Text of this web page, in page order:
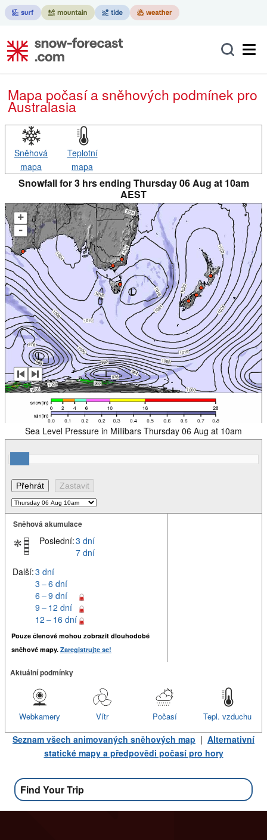
Mapa počasí a sněhových podmínek pro
Australasia
Sněhová
mapa
Teplotní
mapa
Snowfall for 3 hrs ending Thursday 06 Aug at 10am
AEST
+
-
Sea Level Pressure in Millibars Thursday 06 Aug at 10am
Sněhová akumulace
Poslední:3 dní
7 dní
Další:3 dní
3 – 6 dní
6 – 9 dní
9 – 12 dní
12 – 16 dní
Pouze členové mohou zobrazit dlouhodobé
sněhové mapy. Zaregistrujte se!
Aktuální podmínky
Tepl. vzduchu
Počasí
Vítr
Webkamery
Seznam všech animovaných sněhových map | Alternativní
statické mapy a předpovědi počasí pro hory
Find Your Trip